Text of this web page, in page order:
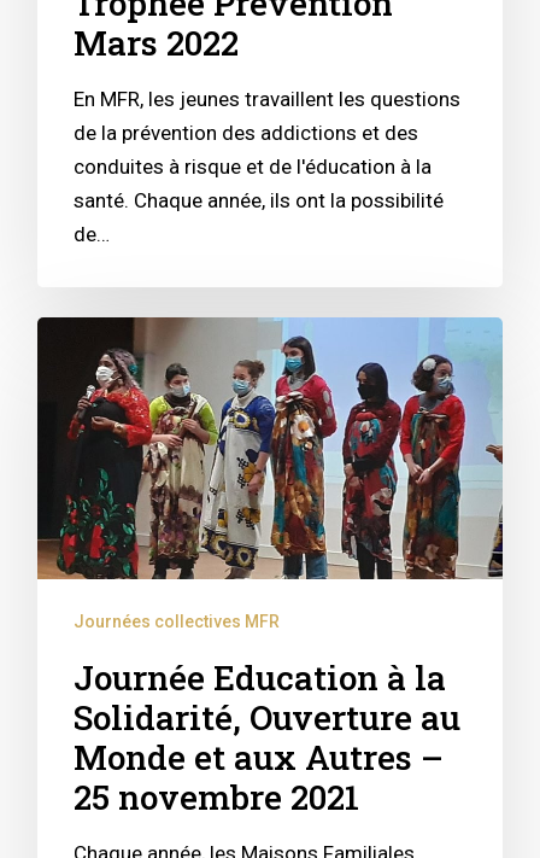
Mars 2022
En MFR, les jeunes travaillent les questions
de la prévention des addictions et des
conduites à risque et de l'éducation à la
santé. Chaque année, ils ont la possibilité
de…
Journées collectives MFR
Journée Education à la
Solidarité, Ouverture au
Monde et aux Autres –
25 novembre 2021